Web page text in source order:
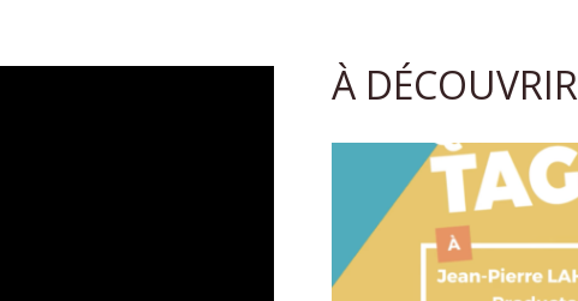
À DÉCOUVRIR